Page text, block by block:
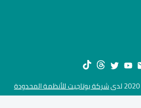
شركة يوتاجيت للأنظمة المحدودة